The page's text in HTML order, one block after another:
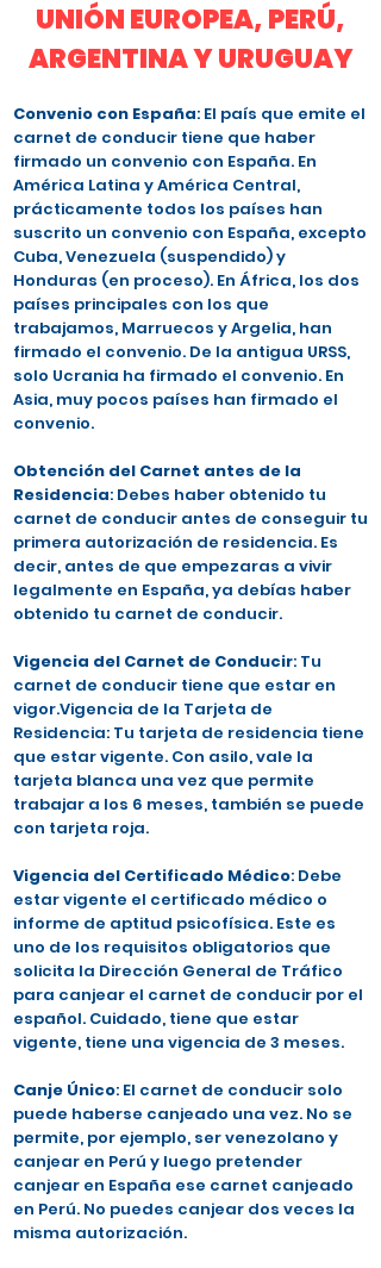
UNIÓN EUROPEA, PERÚ,
ARGENTINA Y URUGUAY
Convenio con España: El país que emite el
carnet de conducir tiene que haber
firmado un convenio con España. En
América Latina y América Central,
prácticamente todos los países han
suscrito un convenio con España, excepto
Cuba, Venezuela (suspendido) y
Honduras (en proceso). En África, los dos
países principales con los que
trabajamos, Marruecos y Argelia, han
firmado el convenio. De la antigua URSS,
solo Ucrania ha firmado el convenio. En
Asia, muy pocos países han firmado el
convenio.
Obtención del Carnet antes de la
Residencia: Debes haber obtenido tu
carnet de conducir antes de conseguir tu
primera autorización de residencia. Es
decir, antes de que empezaras a vivir
legalmente en España, ya debías haber
obtenido tu carnet de conducir.
Vigencia del Carnet de Conducir: Tu
carnet de conducir tiene que estar en
vigor.Vigencia de la Tarjeta de
Residencia: Tu tarjeta de residencia tiene
que estar vigente. Con asilo, vale la
tarjeta blanca una vez que permite
trabajar a los 6 meses, también se puede
con tarjeta roja.
Vigencia del Certificado Médico: Debe
estar vigente el certificado médico o
informe de aptitud psicofísica. Este es
uno de los requisitos obligatorios que
solicita la Dirección General de Tráfico
para canjear el carnet de conducir por el
español. Cuidado, tiene que estar
vigente, tiene una vigencia de 3 meses.
Canje Único: El carnet de conducir solo
puede haberse canjeado una vez. No se
permite, por ejemplo, ser venezolano y
canjear en Perú y luego pretender
canjear en España ese carnet canjeado
en Perú. No puedes canjear dos veces la
misma autorización.